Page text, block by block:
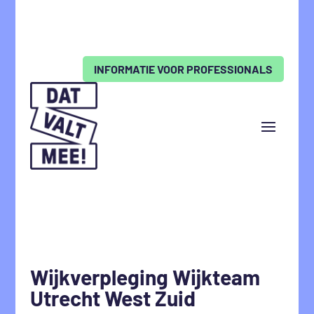
INFORMATIE VOOR PROFESSIONALS
Wijkverpleging Wijkteam
Utrecht West Zuid